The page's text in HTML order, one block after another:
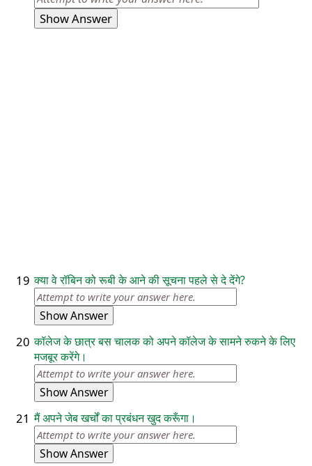
Show Answer
19 क्या वे रॉबिन को रूबी के आने की सूचना पहले से दे देंगे?
Show Answer
20 कॉलेज के छात्र बस चालक को अपने कॉलेज के सामने रुकने के लिए
मजबूर करेंगे।
Show Answer
21 मैं अपने जेब खर्चों का प्रबंधन खुद करूँगा।
Show Answer